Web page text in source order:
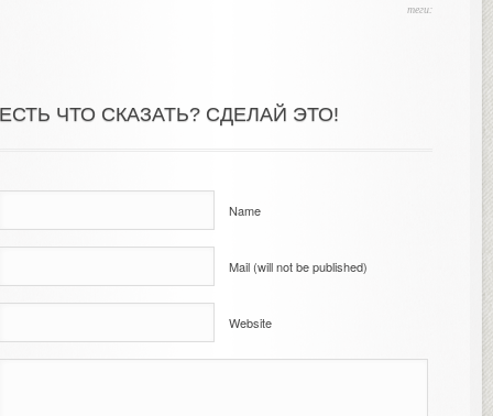
теги:
ЧТО СКАЗАТЬ? СДЕЛАЙ ЭТО!
Name
Mail (will not be published)
Website